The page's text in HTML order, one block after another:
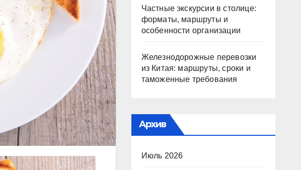
Частные экскурсии в столице:
форматы, маршруты и
особенности организации
Железнодорожные перевозки
из Китая: маршруты, сроки и
таможенные требования
Архив
Июль 2026